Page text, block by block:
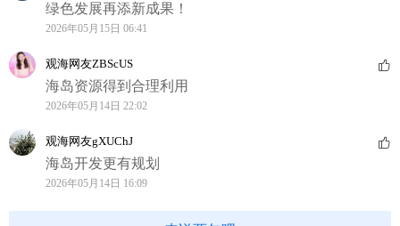
绿色发展再添新成果！
2026年05月15日 06:41
观海网友ZBScUS
海岛资源得到合理利用
2026年05月14日 22:02
观海网友gXUChJ
海岛开发更有规划
2026年05月14日 16:09